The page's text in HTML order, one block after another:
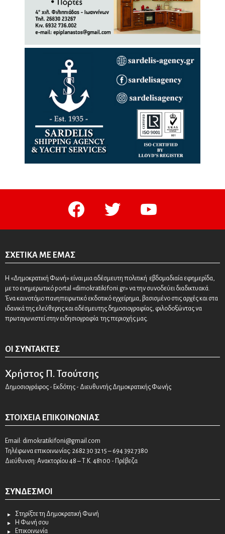
facebook twitter youtube
ΣΧΕΤΙΚΆ ΜΕ ΕΜΆΣ
Η «Δημοκρατική Φωνή» είναι μια αδέσμευτη πολιτική εβδομαδιαία εφημερίδα,
με το ενημερωτικό portal «dimokratikifoni.gr» να την συνοδεύει διαδικτυακά.
Ένα καινοτόμο πανηπειρωτικό εκδοτικό εγχείρημα, βασισμένο στις αρχές και στα
ιδανικά της ελεύθερης και αδέσμευτης δημοσιογραφίας, φιλοδοξώντας να
πρωταγωνιστεί στην ειδησιογραφία της περιοχής μας.
ΟΙ ΣΥΝΤΆΚΤΕΣ
Χρήστος Π. Τσούτσης
Δημοσιογράφος - Εκδότης - Διευθυντής Δημοκρατικής Φωνής
ΣΤΟΙΧΕΊΑ ΕΠΙΚΟΙΝΩΝΊΑΣ
Email: dimokratikifoni@gmail.com
Τηλέφωνα επικοινωνίας: 2682 30 32 15 – 694 392 7380
Διεύθυνση: Ανακτορίου 48 – Τ.Κ. 48100 - Πρέβεζα
ΣΎΝΔΕΣΜΟΙ
Στηρίξτε τη Δημοκρατική Φωνή
Η Φωνή σου
Επικοινωνία